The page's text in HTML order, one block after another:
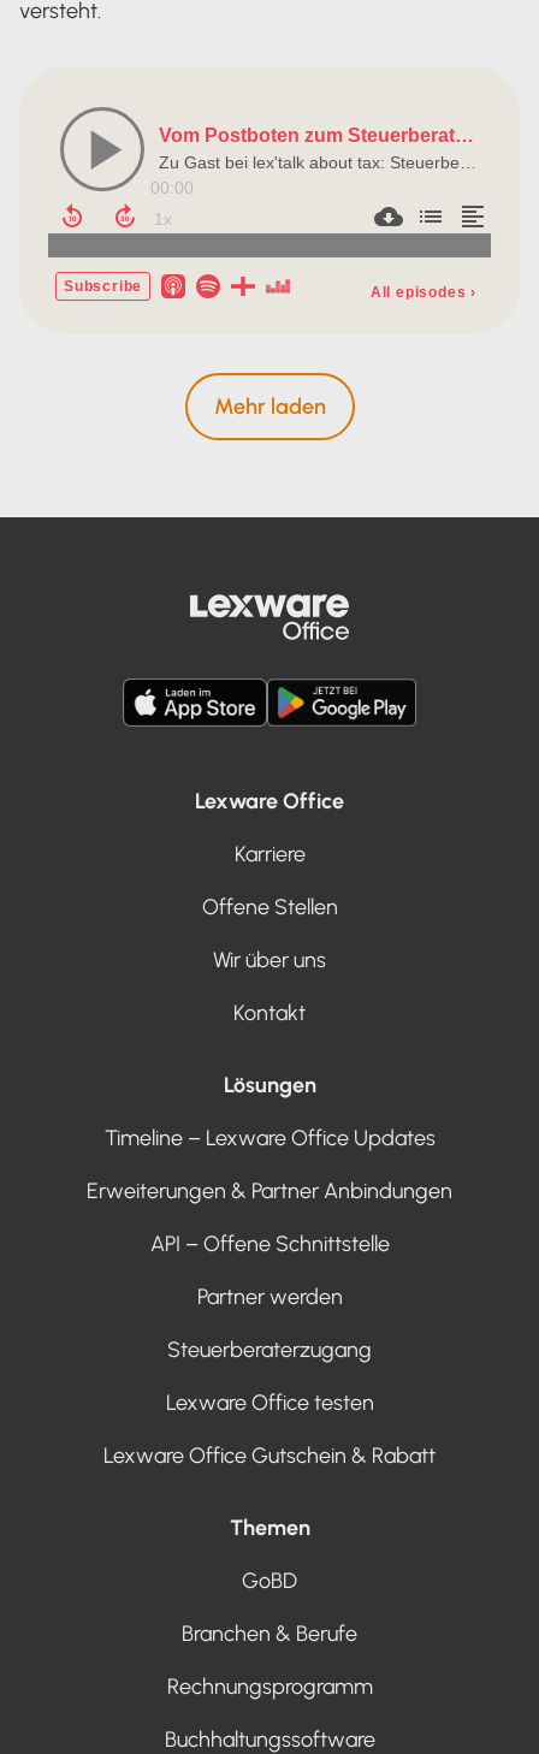
versteht.
Mehr laden
Lexware Office
Karriere
Offene Stellen
Wir über uns
Kontakt
Lösungen
Timeline – Lexware Office Updates
Erweiterungen & Partner Anbindungen
API – Offene Schnittstelle
Partner werden
Steuerberaterzugang
Lexware Office testen
Lexware Office Gutschein & Rabatt
Themen
GoBD
Branchen & Berufe
Rechnungsprogramm
Buchhaltungssoftware